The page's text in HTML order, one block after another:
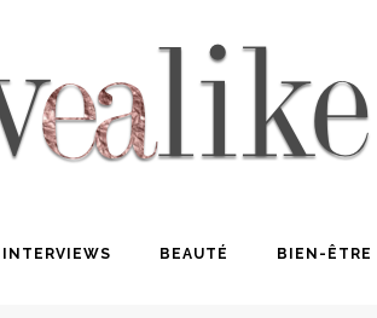
INTERVIEWS BEAUTÉ BIEN-ÊTRE